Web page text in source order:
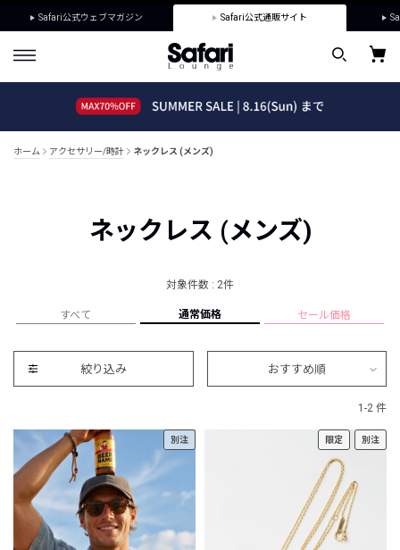
Safari公式ウェブマガジン Safari公式通販サイト
ホーム アクセサリー/時計 ネックレス (メンズ)
ネックレス (メンズ)
対象件数 : 2件
すべて 通常価格 セール価格
絞り込み おすすめ順
1-2 件
別注 限定 別注